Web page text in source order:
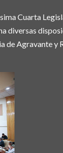
Cuarta
diversas
de Agravante y